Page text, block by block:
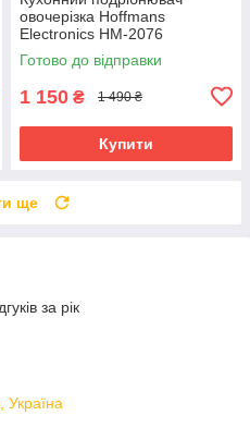
овочерізка Hoffmans
Electronics HM-2076
Універсальний чоппер
харчовий для кухні 1000W
Готово до відправки
1 150 ₴ 1 490 ₴
Купити
ще
за рік